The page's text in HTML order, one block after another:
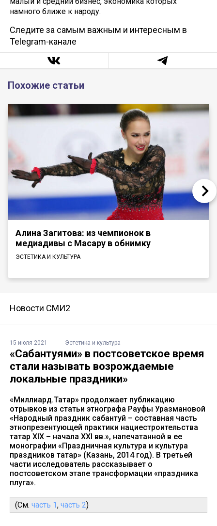
намного ближе к народу.
Следите за самым важным и интересным в
Telegram-канале
Похожие статьи
Алина Загитова: из чемпионок в
медиадивы с Масару в обнимку
ЭСТЕТИКА И КУЛЬТУРА
Новости СМИ2
15 июля 2021 Эстетика и культура
«Сабантуями» в постсоветское время
стали называть возрождаемые
локальные праздники»
«Миллиард.Татар» продолжает публикацию
отрывков из статьи этнографа Рауфы Уразмановой
«Народный праздник сабантуй – составная часть
этнопрезентующей практики нациестроительства
татар XIX – начала XXI вв.», напечатанной в ее
монографии «Праздничная культура и культура
праздников татар» (Казань, 2014 год). В третьей
части исследователь рассказывает о
постсоветском этапе трансформации «праздника
плуга».
(См. часть 1, часть 2)